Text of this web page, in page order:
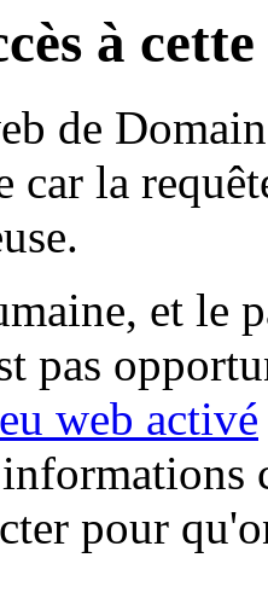
à
de
car la
et le
pas
web activé
pour